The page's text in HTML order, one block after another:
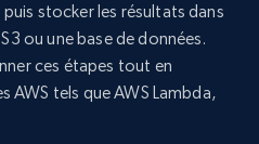
puis stocker les résultats dans
ou une base de données.
ces étapes tout en
AWS tels que AWS Lambda,